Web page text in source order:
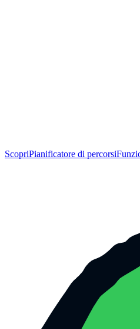
ScopriPianificatore di percorsi